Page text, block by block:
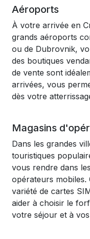
Aéroports
À votre arrivée en
grands aéroports
ou de Dubrovnik,
des boutiques
de vente sont
arrivées, vous
dès votre
Magasins
Dans les grandes
touristiques
vous rendre dans
opérateurs mobiles.
variété de cartes
aider à choisir le
votre séjour et à